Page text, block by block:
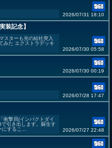
2026/07/31 18:10
装記念】
スターも光の結社突入
みた エクストラデッキ
2026/07/30 05:58
2026/07/30 00:19
2026/07/28 17:47
撃貝(インパクトダイ
引き出します。蘇生す
にするこ...
2026/07/27 22:48